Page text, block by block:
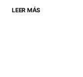
LEER MÁS